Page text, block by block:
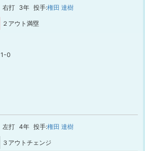
右打 3年 投手:権田 達樹
２アウト満塁
1-0
左打 4年 投手:権田 達樹
３アウトチェンジ